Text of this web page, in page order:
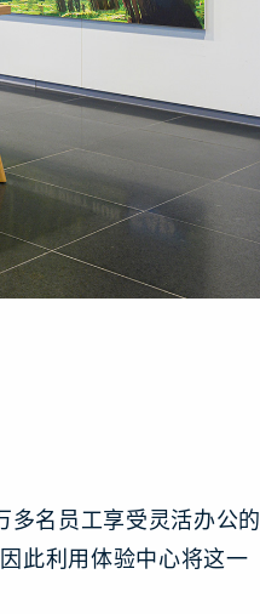
多名员工享受灵活办公的
此利用体验中心将这一